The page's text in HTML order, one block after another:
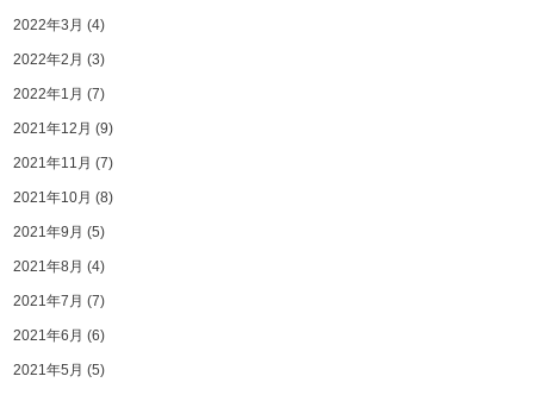
2022年3月 (4)
2022年2月 (3)
2022年1月 (7)
2021年12月 (9)
2021年11月 (7)
2021年10月 (8)
2021年9月 (5)
2021年8月 (4)
2021年7月 (7)
2021年6月 (6)
2021年5月 (5)